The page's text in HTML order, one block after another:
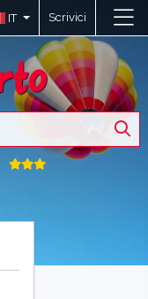
IT Scrivici